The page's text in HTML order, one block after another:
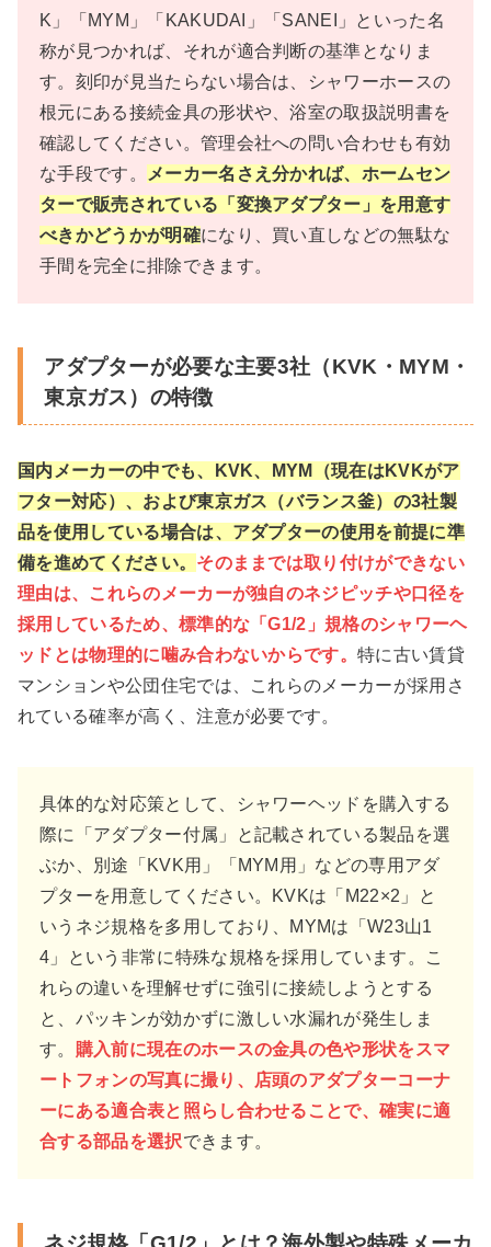
K」「MYM」「KAKUDAI」「SANEI」といった名
称が見つかれば、それが適合判断の基準となりま
す。刻印が見当たらない場合は、シャワーホースの
根元にある接続金具の形状や、浴室の取扱説明書を
確認してください。管理会社への問い合わせも有効
な手段です。
メーカー名さえ分かれば、ホームセン
ターで販売されている「変換アダプター」を用意す
べきかどうかが明確になり、買い直しなどの無駄な
手間を完全に排除できます。
アダプターが必要な主要3社（KVK・MYM・
東京ガス）の特徴
国内メーカーの中でも、KVK、MYM（現在はKVKがア
フター対応）、および東京ガス（バランス釜）の3社製
品を使用している場合は、アダプターの使用を前提に準
備を進めてください。 そのままでは取り付けができない
理由は、これらのメーカーが独自のネジピッチや口径を
採用しているため、標準的な「G1/2」規格のシャワーヘ
ッドとは物理的に噛み合わないからです。特に古い賃貸
マンションや公団住宅では、これらのメーカーが採用さ
れている確率が高く、注意が必要です。
具体的な対応策として、シャワーヘッドを購入する
際に「アダプター付属」と記載されている製品を選
ぶか、別途「KVK用」「MYM用」などの専用アダ
プターを用意してください。KVKは「M22×2」と
いうネジ規格を多用しており、MYMは「W23山1
4」という非常に特殊な規格を採用しています。こ
れらの違いを理解せずに強引に接続しようとする
と、パッキンが効かずに激しい水漏れが発生しま
す。 購入前に現在のホースの金具の色や形状をスマ
ートフォンの写真に撮り、店頭のアダプターコーナ
ーにある適合表と照らし合わせることで、確実に適
合する部品を選択できます。